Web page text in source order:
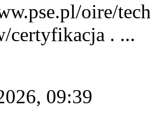
oire/
certyfikacja . ...
09:39